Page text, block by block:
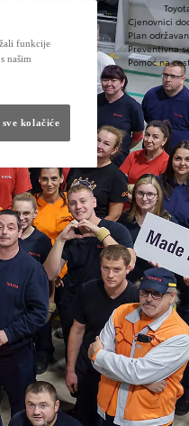
Cjenovnici
Plan
Preventivna
Pomoć na
funkcije
našim
kolačiće